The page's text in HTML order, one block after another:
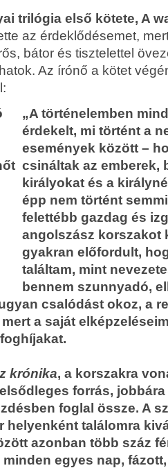
trilógia első kötete, A
az érdeklődésemet,
bátor és tisztelettel
Az írónő a kötet
„A történelemben
érdekelt, mi történt a
események között –
csináltak az emberek,
királyokat és a
épp nem történt
felettébb gazdag és
angolszász korszakot
gyakran előfordult,
találtam, mint
bennem szunnyadó,
csalódást okoz, a
a saját
krónika, a korszakra
forrás,
foglal össze. A
helyenként találomra
azonban több száz
egyes nap,